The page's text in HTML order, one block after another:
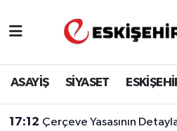
ASAYİŞ SİYASET
17:12 Çerçeve Yasasının
Eskişehir Hava Durumu
Eskişehir Namaz